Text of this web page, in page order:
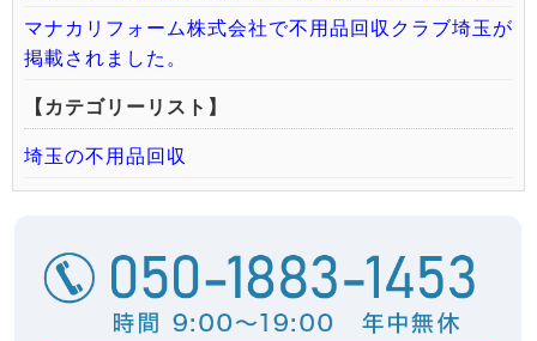
マナカリフォーム株式会社で不用品回収クラブ埼玉が
掲載されました。
【カテゴリーリスト】
埼玉の不用品回収